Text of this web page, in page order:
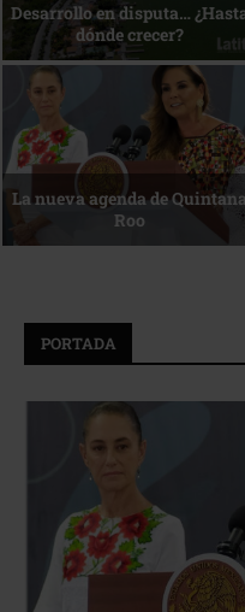
Bottega, un viaje servido a la
mesa
Reconocimiento de viajeros
PORTADA